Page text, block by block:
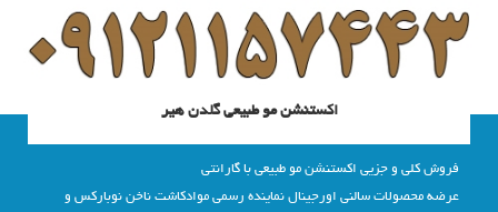
اکستنشن مو طبیعی گلدن هیر
فروش کلی و جزیی اکستنشن مو طبیعی با گارانتی
عرضه محصولات سالنی اورجینال نماینده رسمی موادکاشت ناخن نوبارکس و